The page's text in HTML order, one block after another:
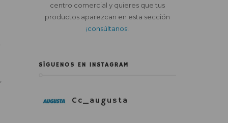
centro comercial y quieres que tus
productos aparezcan en esta sección
¡consúltanos!
SÍGUENOS EN INSTAGRAM
Cc_augusta